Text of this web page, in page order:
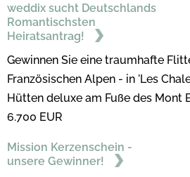
weddix sucht Deutschlands
Romantischsten
Heiratsantrag!
Gewinnen Sie eine traumhafte
Französischen Alpen - in 'Les
Hütten deluxe am Fuße des Mont
6.700 EUR
Mission Kerzenschein -
unsere Gewinner!